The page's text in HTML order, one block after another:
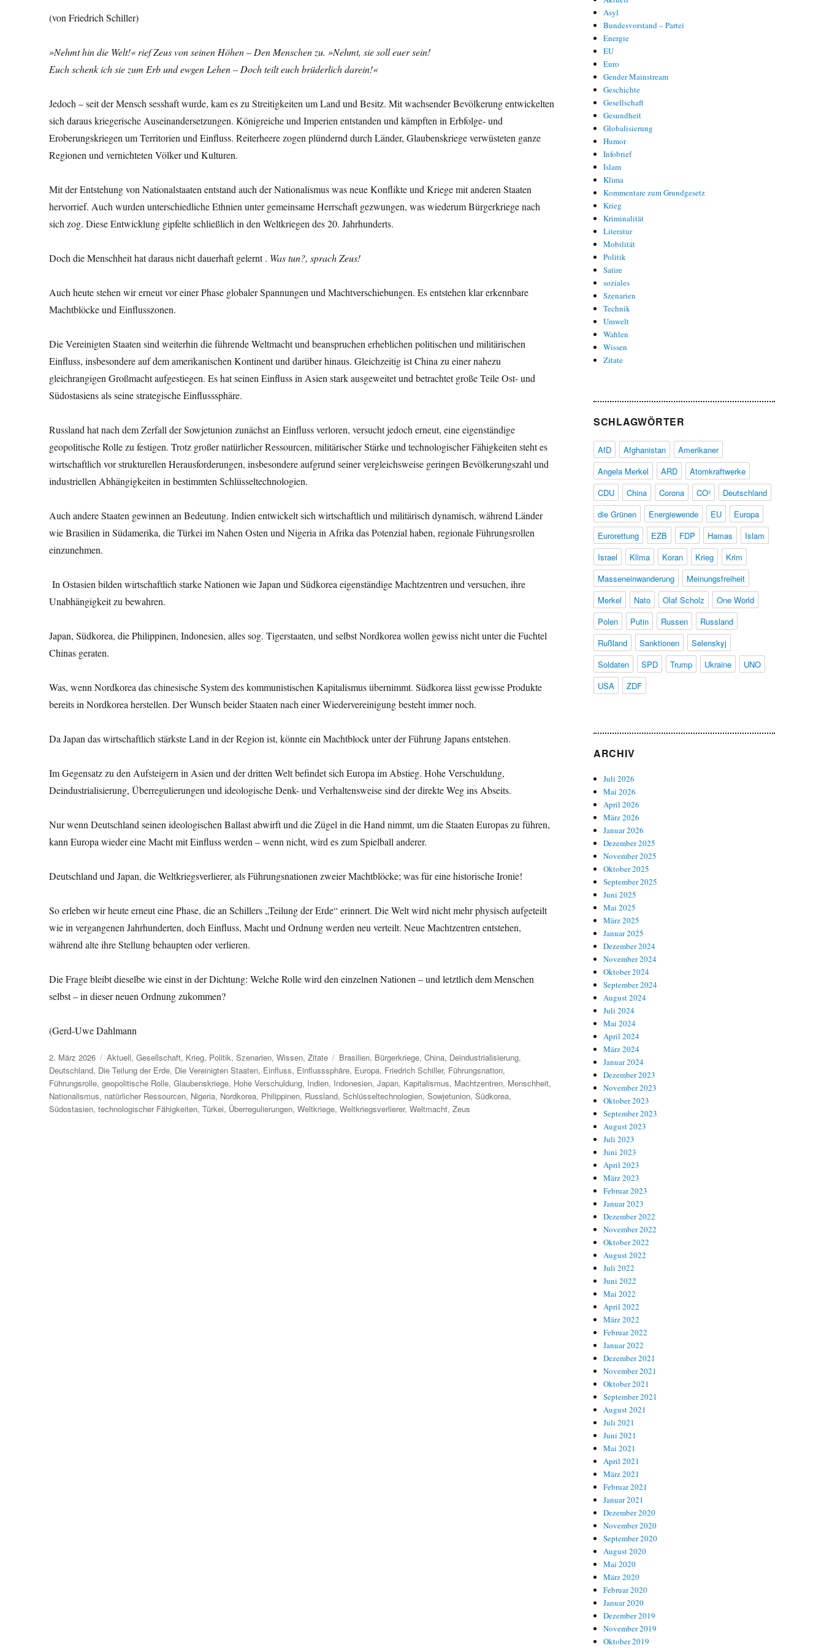
(von Friedrich Schiller)
»Nehmt hin die Welt!« rief Zeus von seinen Höhen – Den Menschen zu. »Nehmt, sie soll euer sein!
Euch schenk ich sie zum Erb und ewgen Lehen – Doch teilt euch brüderlich darein!«
Jedoch – seit der Mensch sesshaft wurde, kam es zu Streitigkeiten um Land und Besitz. Mit wachsender Bevölkerung entwickelten
sich daraus kriegerische Auseinandersetzungen. Königreiche und Imperien entstanden und kämpften in Erbfolge- und
Eroberungskriegen um Territorien und Einfluss. Reiterheere zogen plündernd durch Länder, Glaubenskriege verwüsteten ganze
Regionen und vernichteten Völker und Kulturen.
Mit der Entstehung von Nationalstaaten entstand auch der Nationalismus was neue Konflikte und Kriege mit anderen Staaten
hervorrief. Auch wurden unterschiedliche Ethnien unter gemeinsame Herrschaft gezwungen, was wiederum Bürgerkriege nach
sich zog. Diese Entwicklung gipfelte schließlich in den Weltkriegen des 20. Jahrhunderts.
Doch die Menschheit hat daraus nicht dauerhaft gelernt . Was tun?, sprach Zeus!
Auch heute stehen wir erneut vor einer Phase globaler Spannungen und Machtverschiebungen. Es entstehen klar erkennbare
Machtblöcke und Einflusszonen.
Die Vereinigten Staaten sind weiterhin die führende Weltmacht und beanspruchen erheblichen politischen und militärischen
Einfluss, insbesondere auf dem amerikanischen Kontinent und darüber hinaus. Gleichzeitig ist China zu einer nahezu
gleichrangigen Großmacht aufgestiegen. Es hat seinen Einfluss in Asien stark ausgeweitet und betrachtet große Teile Ost- und
Südostasiens als seine strategische Einflusssphäre.
Russland hat nach dem Zerfall der Sowjetunion zunächst an Einfluss verloren, versucht jedoch erneut, eine eigenständige
geopolitische Rolle zu festigen. Trotz großer natürlicher Ressourcen, militärischer Stärke und technologischer Fähigkeiten steht es
wirtschaftlich vor strukturellen Herausforderungen, insbesondere aufgrund seiner vergleichsweise geringen Bevölkerungszahl und
industriellen Abhängigkeiten in bestimmten Schlüsseltechnologien.
Auch andere Staaten gewinnen an Bedeutung. Indien entwickelt sich wirtschaftlich und militärisch dynamisch, während Länder
wie Brasilien in Südamerika, die Türkei im Nahen Osten und Nigeria in Afrika das Potenzial haben, regionale Führungsrollen
einzunehmen.
In Ostasien bilden wirtschaftlich starke Nationen wie Japan und Südkorea eigenständige Machtzentren und versuchen, ihre
Unabhängigkeit zu bewahren.
Japan, Südkorea, die Philippinen, Indonesien, alles sog. Tigerstaaten, und selbst Nordkorea wollen gewiss nicht unter die Fuchtel
Chinas geraten.
Was, wenn Nordkorea das chinesische System des kommunistischen Kapitalismus übernimmt. Südkorea lässt gewisse Produkte
bereits in Nordkorea herstellen. Der Wunsch beider Staaten nach einer Wiedervereinigung besteht immer noch.
Da Japan das wirtschaftlich stärkste Land in der Region ist, könnte ein Machtblock unter der Führung Japans entstehen.
Im Gegensatz zu den Aufsteigern in Asien und der dritten Welt befindet sich Europa im Abstieg. Hohe Verschuldung,
Deindustrialisierung, Überregulierungen und ideologische Denk- und Verhaltensweise sind der direkte Weg ins Abseits.
Nur wenn Deutschland seinen ideologischen Ballast abwirft und die Zügel in die Hand nimmt, um die Staaten Europas zu führen,
kann Europa wieder eine Macht mit Einfluss werden – wenn nicht, wird es zum Spielball anderer.
Deutschland und Japan, die Weltkriegsverlierer, als Führungsnationen zweier Machtblöcke; was für eine historische Ironie!
So erleben wir heute erneut eine Phase, die an Schillers „Teilung der Erde“ erinnert. Die Welt wird nicht mehr physisch aufgeteilt
wie in vergangenen Jahrhunderten, doch Einfluss, Macht und Ordnung werden neu verteilt. Neue Machtzentren entstehen,
während alte ihre Stellung behaupten oder verlieren.
Die Frage bleibt dieselbe wie einst in der Dichtung: Welche Rolle wird den einzelnen Nationen – und letztlich dem Menschen
selbst – in dieser neuen Ordnung zukommen?
(Gerd-Uwe Dahlmann
Veröffentlicht
am
2. März 2026 Kategorien
Aktuell,Gesellschaft, Krieg, Politik,Szenarien,Wissen,Zitate Schlagwörter
Brasilien, Bürgerkriege,China, Deindustrialisierung,
Deutschland, Die Teilung der Erde, Die Vereinigten Staaten, Einfluss, Einflusssphäre, Europa, Friedrich Schiller, Führungsnation,
Führungsrolle,geopolitische Rolle,Glaubenskriege, Hohe Verschuldung, Indien, Indonesien,Japan, Kapitalismus, Machtzentren, Menschheit,
Nationalismus, natürlicher Ressourcen, Nigeria, Nordkorea, Philippinen, Russland,Schlüsseltechnologien,Sowjetunion,Südkorea,
Südostasien,technologischer Fähigkeiten,Türkei, Überregulierungen,Weltkriege,Weltkriegsverlierer,Weltmacht,Zeus
Asyl
Bundesvorstand – Partei
Energie
EU
Euro
Gender Mainstream
Geschichte
Gesellschaft
Gesundheit
Globalisierung
Humor
Infobrief
Islam
Klima
Kommentare zum Grundgesetz
Krieg
Kriminalität
Literatur
Mobilität
Politik
Satire
soziales
Szenarien
Technik
Umwelt
Wahlen
Wissen
Zitate
SCHLAGWÖRTER
AfD Afghanistan
Amerikaner
Angela Merkel
ARD
Atomkraftwerke
CDU
China Corona CO²
Deutschland
die Grünen
Energiewende EU
Europa
Eurorettung
EZB FDP Hamas
Islam
Israel
Klima Koran Krieg
Krim
Masseneinwanderung
Meinungsfreiheit
Merkel
Nato Olaf Scholz
One World
Polen
Putin Russen
Russland
Rußland
Sanktionen
Selenskyj
Soldaten
SPD Trump Ukraine
UNO
USA
ZDF
ARCHIV
Juli 2026
Mai 2026
April 2026
März 2026
Januar 2026
Dezember 2025
November 2025
Oktober 2025
September 2025
Juni 2025
Mai 2025
März 2025
Januar 2025
Dezember 2024
November 2024
Oktober 2024
September 2024
August 2024
Juli 2024
Mai 2024
April 2024
März 2024
Januar 2024
Dezember 2023
November 2023
Oktober 2023
September 2023
August 2023
Juli 2023
Juni 2023
April 2023
März 2023
Februar 2023
Januar 2023
Dezember 2022
November 2022
Oktober 2022
August 2022
Juli 2022
Juni 2022
Mai 2022
April 2022
März 2022
Februar 2022
Januar 2022
Dezember 2021
November 2021
Oktober 2021
September 2021
August 2021
Juli 2021
Juni 2021
Mai 2021
April 2021
März 2021
Februar 2021
Januar 2021
Dezember 2020
November 2020
September 2020
August 2020
Mai 2020
März 2020
Februar 2020
Januar 2020
Dezember 2019
November 2019
Oktober 2019